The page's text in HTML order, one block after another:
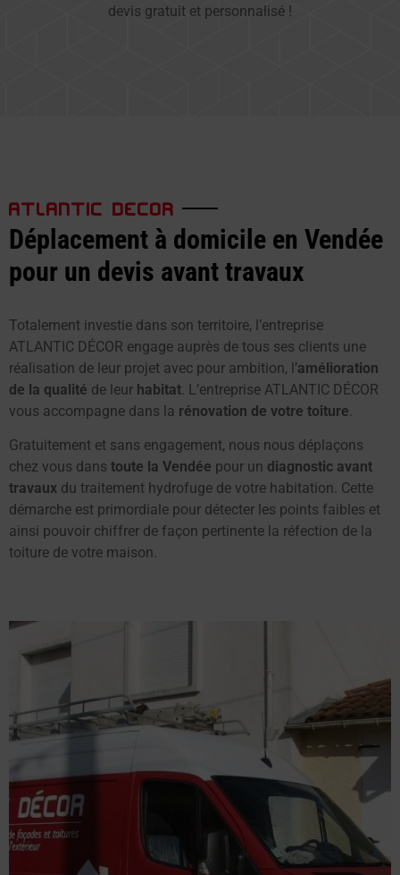
devis gratuit et personnalisé !
ATLANTIC DECOR
Déplacement à domicile en Vendée
pour un devis avant travaux
Totalement investie dans son territoire, l’entreprise
ATLANTIC DÉCOR engage auprès de tous ses clients une
réalisation de leur projet avec pour ambition, l’amélioration
de la qualité de leur habitat . L’entreprise ATLANTIC DÉCOR
vous accompagne dans la rénovation de votre toiture
Gratuitement et sans engagement, nous nous déplaçons
chez vous dans toute la Vendée pour un diagnostic avant
travaux du traitement hydrofuge de votre habitation. Cette
démarche est primordiale pour détecter les points faibles et
ainsi pouvoir chiffrer de façon pertinente la réfection de la
toiture de votre maison.